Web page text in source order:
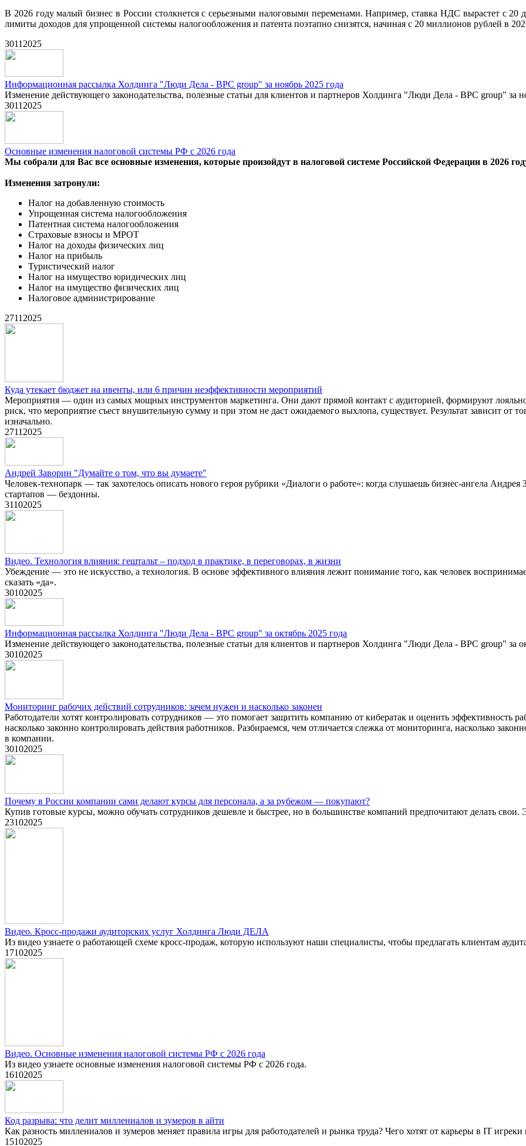
В 2026 году малый бизнес в России столкнется с серьезными налоговыми переменами. Например, ставка НДС вырастет с 20
лимиты доходов для упрощенной системы налогообложения и патента поэтапно снизятся, начиная с 20 миллионов рублей в
3011 2025
Информационная рассылка Холдинга "Люди Дела - BPC group" за ноябрь 2025 года
Изменение действующего законодательства, полезные статьи для клиентов и партнеров Холдинга "Люди Дела - BPC group" за
3011 2025
Основные изменения налоговой системы РФ с 2026 года
Мы собрали для Вас все основные изменения, которые произойдут в налоговой системе Российской Федерации в 2026
Изменения затронули:
Налог на добавленную стоимость
Упрощенная система налогообложения
Патентная система налогообложения
Страховые взносы и МРОТ
Налог на доходы физических лиц
Налог на прибыль
Туристический налог
Налог на имущество юридических лиц
Налог на имущество физических лиц
Налоговое администрирование
2711 2025
Куда утекает бюджет на ивенты, или 6 причин неэффективности мероприятий
Мероприятия — один из самых мощных инструментов маркетинга. Они дают прямой контакт с аудиторией, формируют
риск, что мероприятие съест внушительную сумму и при этом не даст ожидаемого выхлопа, существует. Результат зависит от
изначально.
2711 2025
Андрей Заворин "Думайте о том, что вы думаете"
Человек-технопарк — так захотелось описать нового героя рубрики «Диалоги о работе»: когда слушаешь бизнес-ангела
стартапов — бездонны.
31102025
Видео. Технология влияния: гештальт – подход в практике, в переговорах, в жизни
Убеждение — это не искусство, а технология. В основе эффективного влияния лежит понимание того, как человек
сказать «да».
30102025
Информационная рассылка Холдинга "Люди Дела - BPC group" за октябрь 2025 года
Изменение действующего законодательства, полезные статьи для клиентов и партнеров Холдинга "Люди Дела - BPC group" за
30102025
Мониторинг рабочих действий сотрудников: зачем нужен и насколько законен
Работодатели хотят контролировать сотрудников — это помогает защитить компанию от кибератак и оценить эффективность
насколько законно контролировать действия работников. Разбираемся, чем отличается слежка от мониторинга, насколько
в компании.
30102025
Почему в России компании сами делают курсы для персонала, а за рубежом — покупают?
Купив готовые курсы, можно обучать сотрудников дешевле и быстрее, но в большинстве компаний предпочитают делать свои.
23102025
Видео. Кросс-продажи аудиторских услуг Холдинга Люди ДЕЛА
Из видео узнаете о работающей схеме кросс-продаж, которую используют наши специалисты, чтобы предлагать клиентам
17102025
Видео. Основные изменения налоговой системы РФ с 2026 года
Из видео узнаете основные изменения налоговой системы РФ с 2026 года.
16102025
Код разрыва: что делит миллениалов и зумеров в айти
Как разность миллениалов и зумеров меняет правила игры для работодателей и рынка труда? Чего хотят от карьеры в IT игреки
15102025